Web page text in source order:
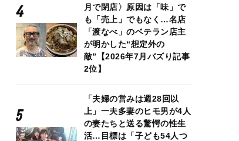
月で閉店〉原因は「味」で
も「売上」でもなく…名店
「渡なべ」のベテラン店主
が明かした“想定外の
敵”【2026年7月バズり記事
2位】
「夫婦の営みは週28回以
上」一夫多妻のヒモ男が4人
の妻たちと送る驚愕の性生
活…目標は「子ども54人つ